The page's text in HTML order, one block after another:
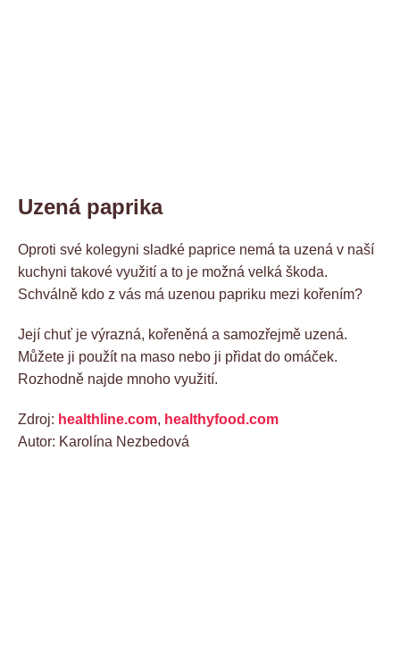
Uzená paprika
Oproti své kolegyni sladké paprice nemá ta uzená v naší
kuchyni takové využití a to je možná velká škoda.
Schválně kdo z vás má uzenou papriku mezi kořením?
Její chuť je výrazná, kořeněná a samozřejmě uzená.
Můžete ji použít na maso nebo ji přidat do omáček.
Rozhodně najde mnoho využití.
Zdroj: healthline.com, healthyfood.com
Autor: Karolína Nezbedová